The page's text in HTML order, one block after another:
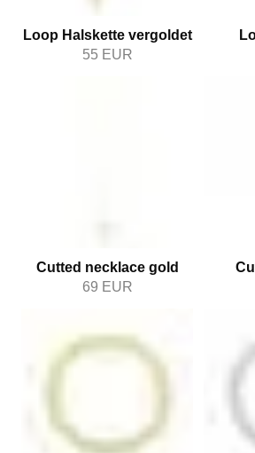
Loop Halskette vergoldet
55 EUR
Cutted necklace gold
69 EUR